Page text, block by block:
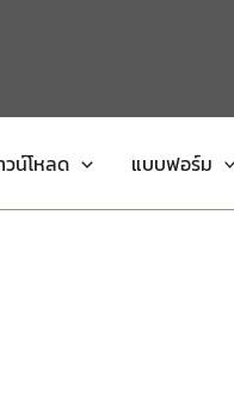
วน์โหลด แบบฟอร์ม